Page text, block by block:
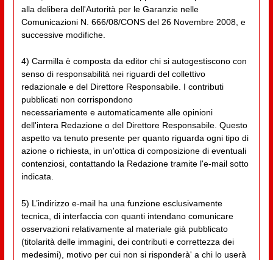
alla delibera dell'Autorità per le Garanzie nelle
Comunicazioni N. 666/08/CONS del 26 Novembre 2008, e
successive modifiche.
4) Carmilla è composta da editor chi si autogestiscono con
senso di responsabilità nei riguardi del collettivo
redazionale e del Direttore Responsabile. I contributi
pubblicati non corrispondono
necessariamente e automaticamente alle opinioni
dell'intera Redazione o del Direttore Responsabile. Questo
aspetto va tenuto presente per quanto riguarda ogni tipo di
azione o richiesta, in un'ottica di composizione di eventuali
contenziosi, contattando la Redazione tramite l'e-mail sotto
indicata.
5) L’indirizzo e-mail ha una funzione esclusivamente
tecnica, di interfaccia con quanti intendano comunicare
osservazioni relativamente al materiale già pubblicato
(titolarità delle immagini, dei contributi e correttezza dei
medesimi), motivo per cui non si risponderà' a chi lo userà